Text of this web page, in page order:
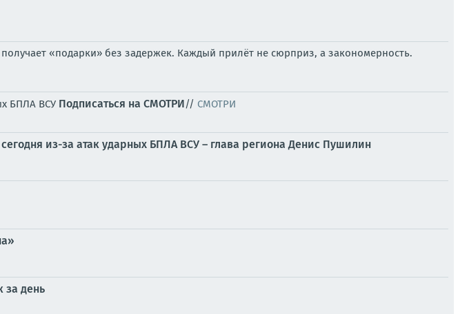
«подарки» без задержек. Каждый прилёт не сюрприз, а закономерность.
БПЛА ВСУ Подписаться на СМОТРИ// СМОТРИ
из-за атак ударных БПЛА ВСУ – глава региона Денис Пушилин
за день